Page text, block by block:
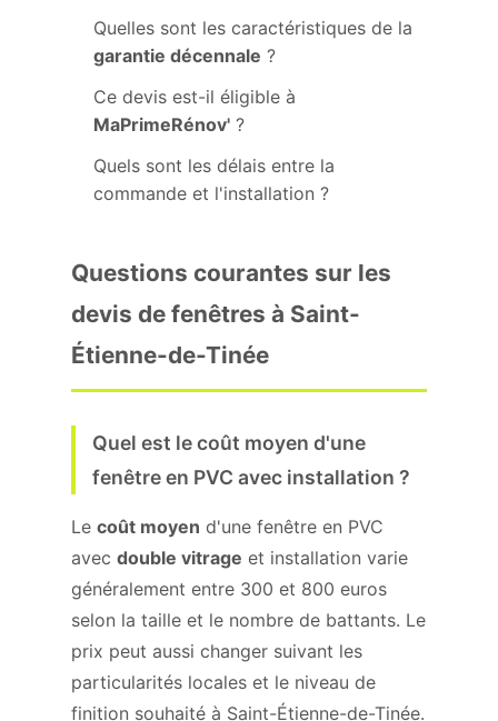
Quelles sont les caractéristiques de la
garantie décennale ?
Ce devis est-il éligible à
MaPrimeRénov' ?
Quels sont les délais entre la
commande et l'installation ?
Questions courantes sur les
devis de fenêtres à Saint-
Étienne-de-Tinée
Quel est le coût moyen d'une
fenêtre en PVC avec installation ?
Le coût moyen d'une fenêtre en PVC
avec double vitrage et installation varie
généralement entre 300 et 800 euros
selon la taille et le nombre de battants. Le
prix peut aussi changer suivant les
particularités locales et le niveau de
finition souhaité à Saint-Étienne-de-Tinée.